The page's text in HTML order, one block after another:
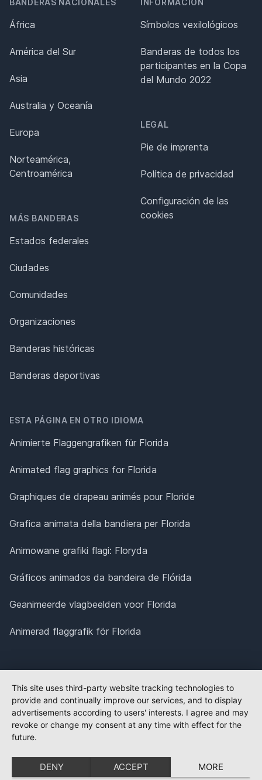
BANDERAS NACIONALES
África
América del Sur
Asia
Australia y Oceanía
Europa
Norteamérica,
Centroamérica
MÁS BANDERAS
Estados federales
Ciudades
Comunidades
Organizaciones
Banderas históricas
Banderas deportivas
INFORMACIÓN
Símbolos vexilológicos
Banderas de todos los
participantes en la Copa
del Mundo 2022
LEGAL
Pie de imprenta
Política de privacidad
Configuración de las
cookies
ESTA PÁGINA EN OTRO IDIOMA
Animierte Flaggengrafiken für Florida
Animated flag graphics for Florida
Graphiques de drapeau animés pour Floride
Grafica animata della bandiera per Florida
Animowane grafiki flagi: Floryda
Gráficos animados da bandeira de Flórida
Geanimeerde vlagbeelden voor Florida
Animerad flaggrafik för Florida
This site uses third-party website tracking technologies to
provide and continually improve our services, and to display
advertisements according to users' interests. I agree and may
revoke or change my consent at any time with effect for the
future.
DENY ACCEPT MORE